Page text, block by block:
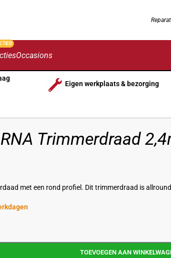
Occasions
Eigen werkplaats & bezorging
Trimmerdraad
met een rond profiel. Dit trimmerdraad is
TOEVOEGEN AAN